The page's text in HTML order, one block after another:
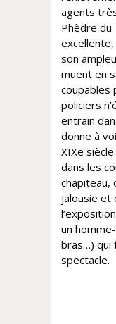
agents
Phèdre du
son
muent en
coupables
policiers
entrain
donne à
XIXe
dans les
chapiteau,
jalousie et
un
bras…) qui
spectacle.